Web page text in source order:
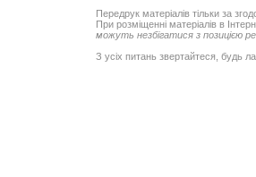
Передрук матеріалів тільки за
При розміщенні матеріалів в
можуть незбігатися з позицією
З усіх питань звертайтеся, будь